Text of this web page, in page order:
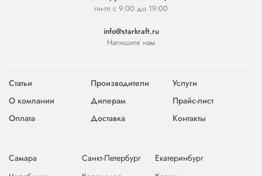
пн-пт с 9:00 до 19:00
info@starkraft.ru
Напишите нам
Статьи Производители
Услуги
О компании
Дилерам
Прайс-лист
Оплата
Доставка Контакты
Самара Санкт-Петербург
Екатеринбург